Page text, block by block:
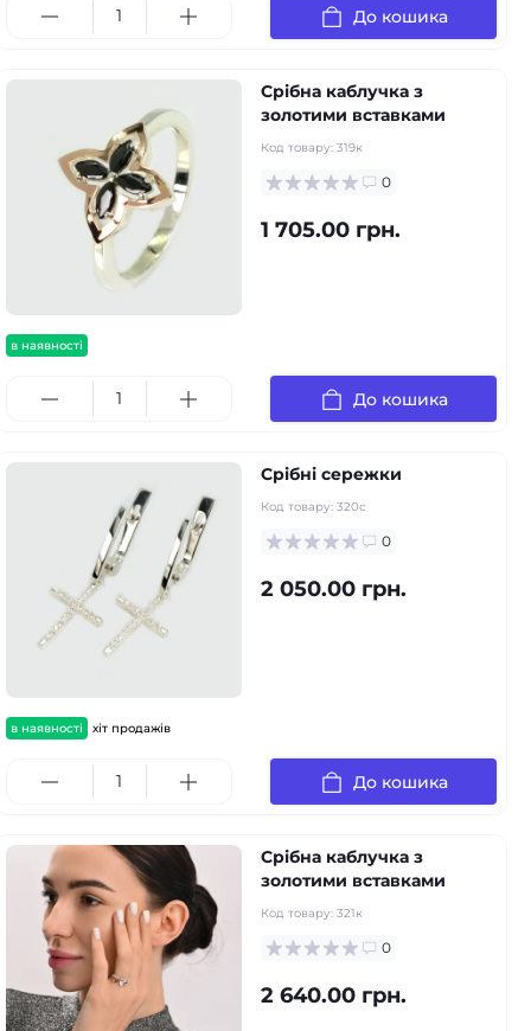
До кошика
в наявності
Срібна каблучка з
золотими вставками
Код товару: 319к
0
1 705.00 грн.
До кошика
в наявності хіт продажів
Срібні сережки
Код товару: 320с
0
2 050.00 грн.
До кошика
Срібна каблучка з
золотими вставками
Код товару: 321к
0
2 640.00 грн.